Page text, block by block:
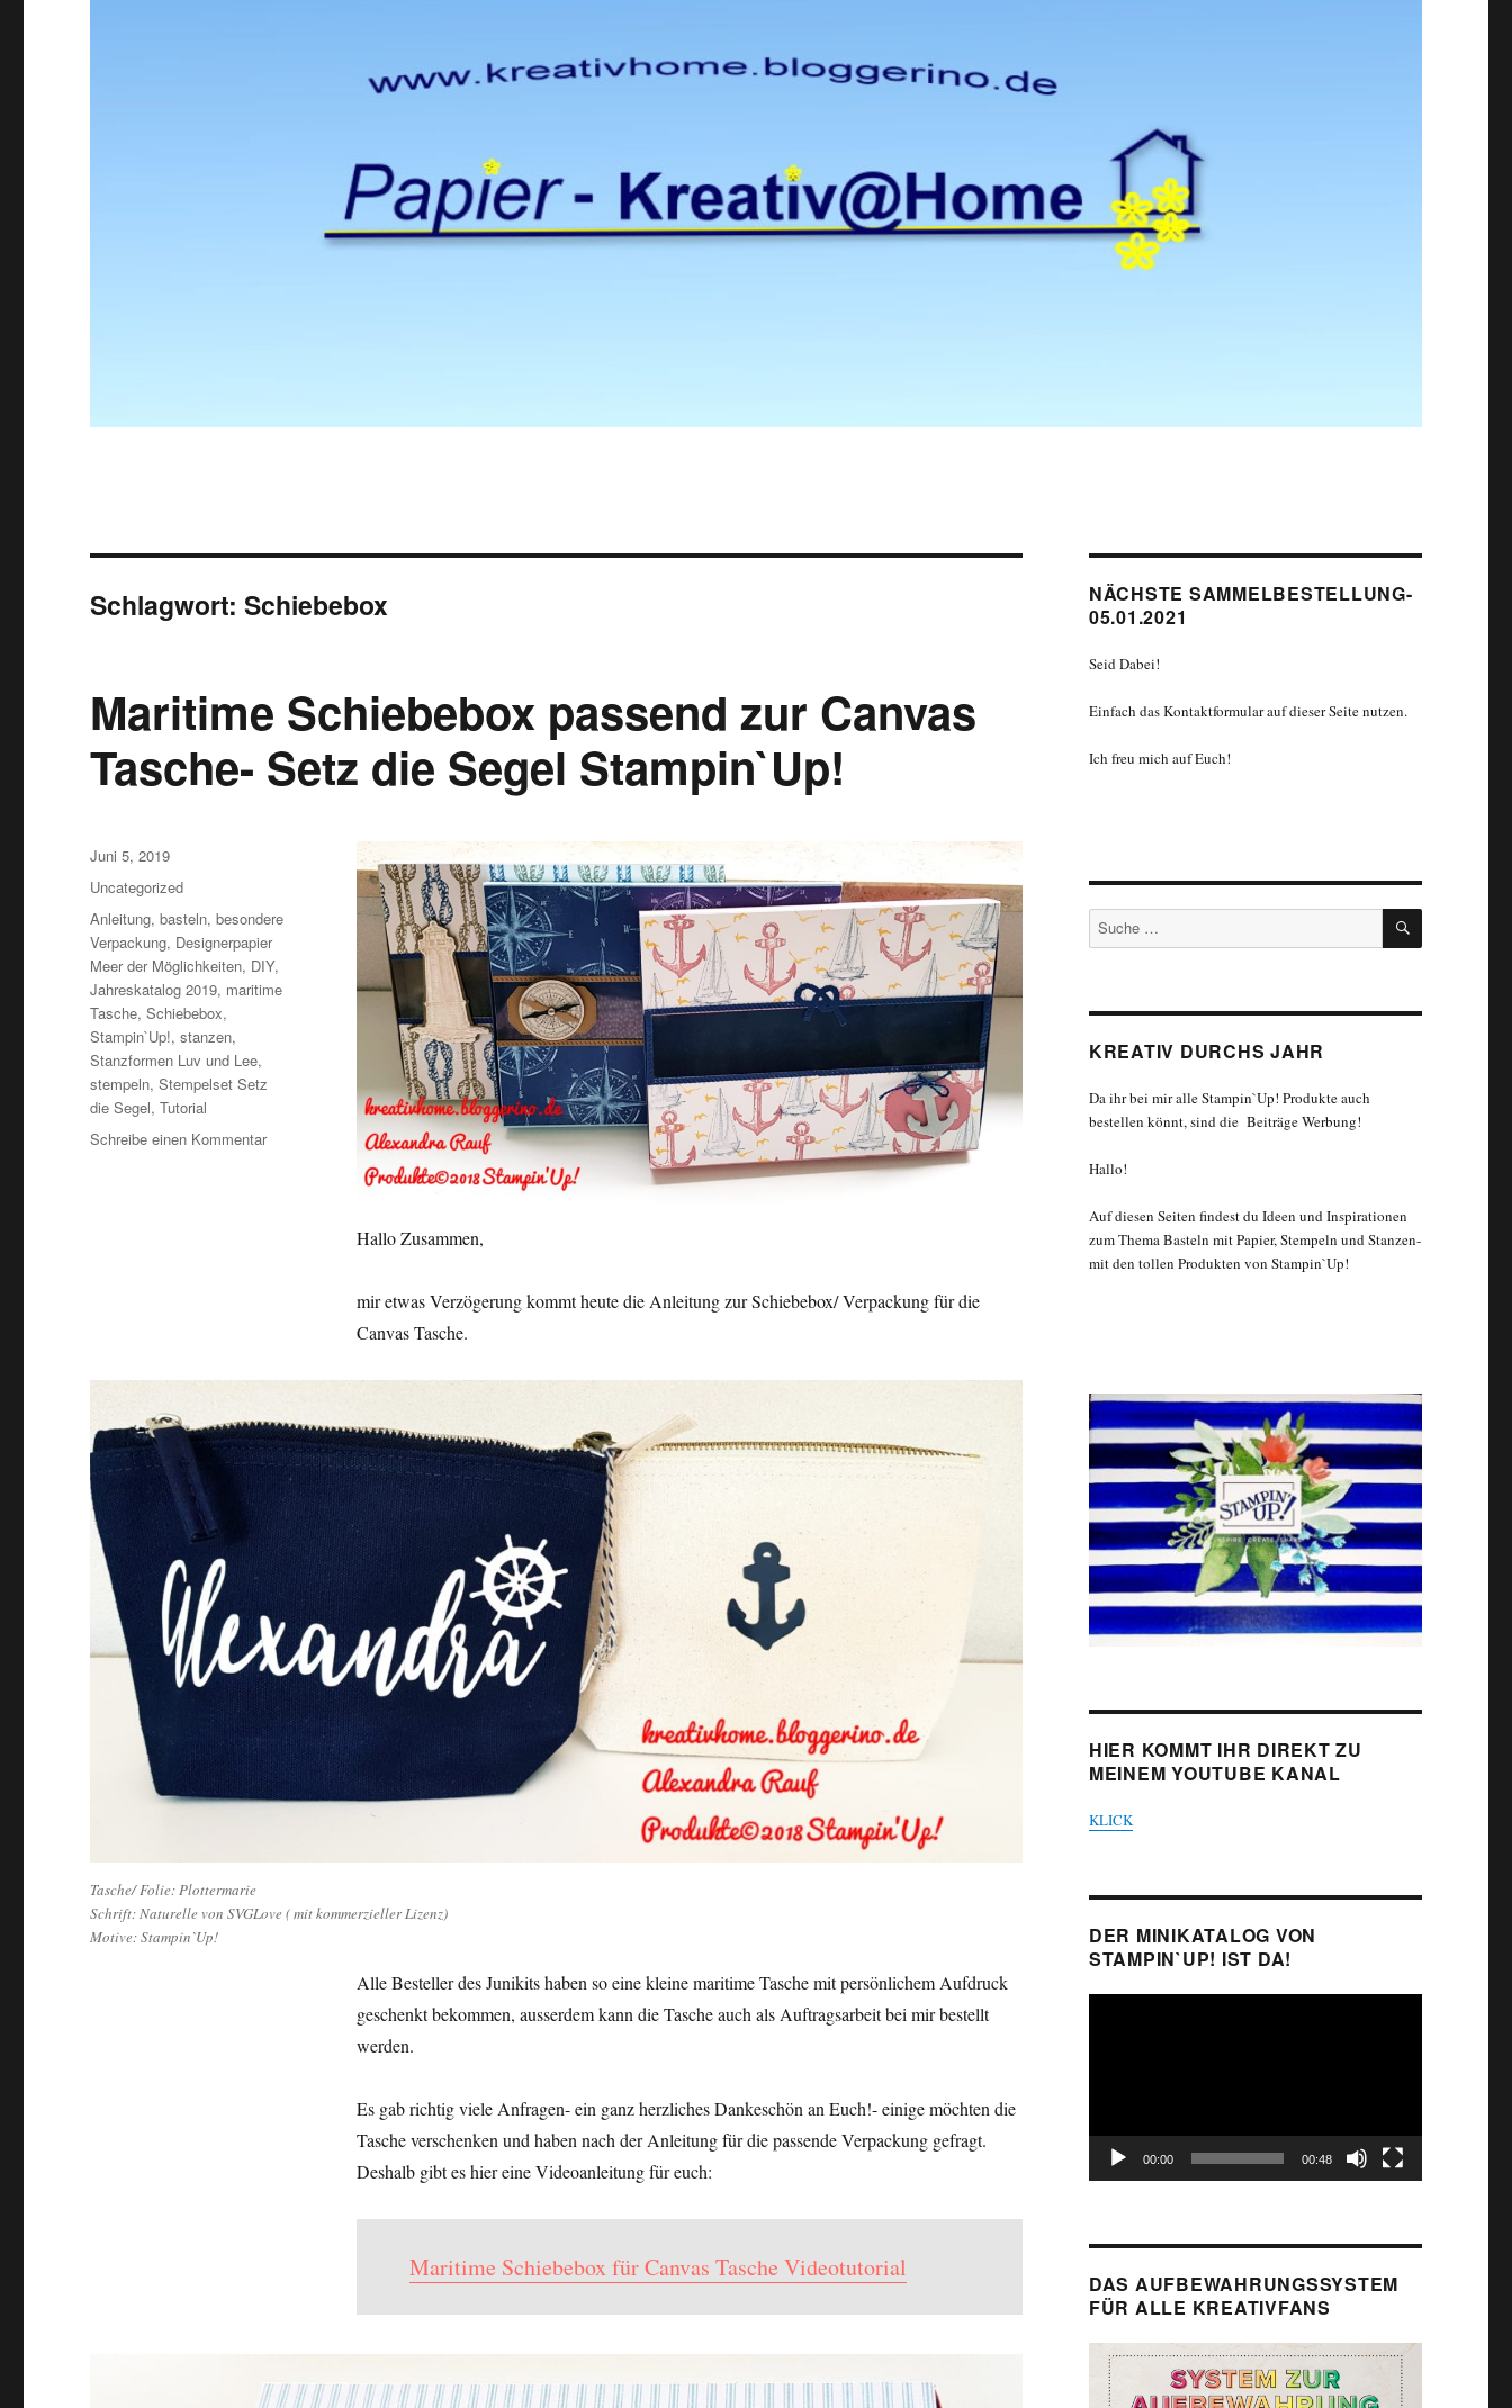
Schlagwort:Schiebebox
Maritime Schiebebox passend zur Canvas
Tasche- Setz die Segel Stampin`Up!
Hallo Zusammen,
mir etwas Verzögerung kommt heute die Anleitung zur Schiebebox/ Verpackung für die
Canvas Tasche.
Tasche/ Folie: Plottermarie
Schrift: Naturelle von SVGLove ( mit kommerzieller Lizenz)
Motive: Stampin`Up!
Alle Besteller des Junikits haben so eine kleine maritime Tasche mit persönlichem Aufdruck
geschenkt bekommen, ausserdem kann die Tasche auch als Auftragsarbeit bei mir bestellt
werden.
Es gab richtig viele Anfragen- ein ganz herzliches Dankeschön an Euch!- einige möchten die
Tasche verschenken und haben nach der Anleitung für die passende Verpackung gefragt.
Deshalb gibt es hier eine Videoanleitung für euch:
Maritime Schiebebox für Canvas Tasche Videotutorial
Veröffentlicht
am
Juni 5, 2019
Kategorien
Uncategorized
Schlagwörter
Anleitung,basteln,besondere
Verpackung, Designerpapier
Meer der Möglichkeiten, DIY,
Jahreskatalog 2019, maritime
Tasche,Schiebebox,
Stampin`Up!,stanzen,
Stanzformen Luv und Lee,
stempeln,Stempelset Setz
die Segel,Tutorial
Schreibe einen Kommentarzu
NÄCHSTE SAMMELBESTELLUNG-
05.01.2021
Seid Dabei!
Einfach das Kontaktformular auf dieser Seite nutzen.
Ich freu mich auf Euch!
Suche
nach:
SUCHEN
KREATIV DURCHS JAHR
Da ihr bei mir alle Stampin`Up! Produkte auch
bestellen könnt, sind die Beiträge Werbung!
Hallo!
Auf diesen Seiten findest du Ideen und Inspirationen
zum Thema Basteln mit Papier, Stempeln und Stanzen-
mit den tollen Produkten von Stampin`Up!
HIER KOMMT IHR DIREKT ZU
MEINEM YOUTUBE KANAL
KLICK
DER MINIKATALOG VON
STAMPIN`UP! IST DA!
00:00 00:48
DAS AUFBEWAHRUNGSSYSTEM
FÜR ALLE KREATIVFANS